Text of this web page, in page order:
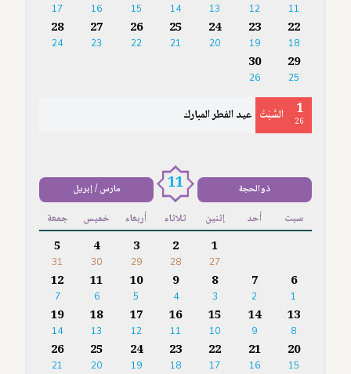
11
12
13
14
15
16
17
22
18
23
19
24
20
25
21
26
22
27
23
28
24
29
25
30
26
1
26 السَّبْتُ عيد الفطر المبارك
ذوالحجة 11 مارس / إبريل
سبت أحد إثنين ثلاثاء أربعاء خميس جمعة
1
27
2
28
3
29
4
30
5
31
6
1
7
2
8
3
9
4
10
5
11
6
12
7
13
8
14
9
15
10
16
11
17
12
18
13
19
14
20
15
21
16
22
17
23
18
24
19
25
20
26
21